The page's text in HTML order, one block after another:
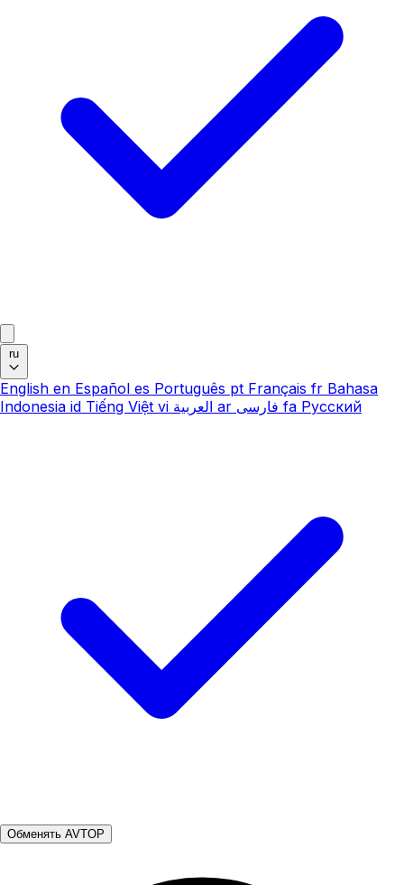
ru
English en Español es Português pt Français fr Bahasa
Indonesia id Tiếng Việt vi العربية ar فارسی fa Русский
Обменять AVTOP